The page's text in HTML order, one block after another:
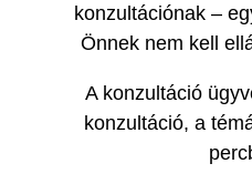
konzultációnak –
Önnek nem kell
A konzultáció
konzultáció, a